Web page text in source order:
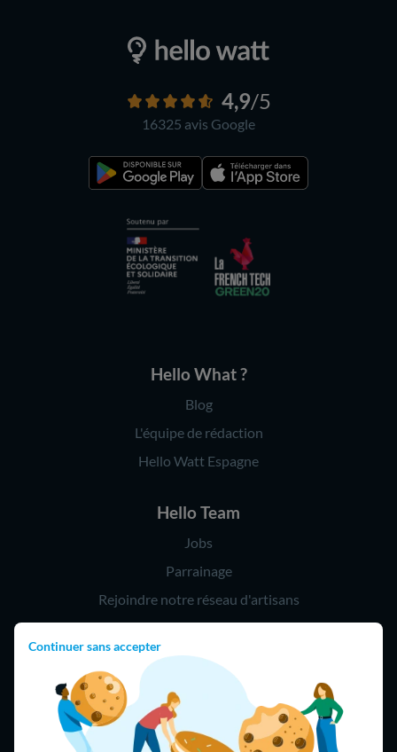
Continuer sans accepter
4,9/5
16325 avis Google
Hello What ?
Blog
L'équipe de rédaction
Hello Watt Espagne
Hello Team
Jobs
Parrainage
Rejoindre notre réseau d'artisans
Hello !
09 75 18 60 60
(8h-21h)
75018 Paris